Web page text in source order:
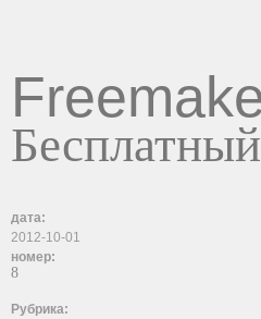
дата:
2012-10-01
номер:
8
Рубрика: